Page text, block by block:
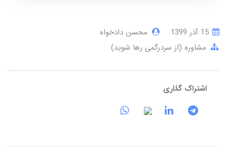
محسن دادخواه
مشاوره (از سردرگمی رها شوید)
اشتراک گذاری